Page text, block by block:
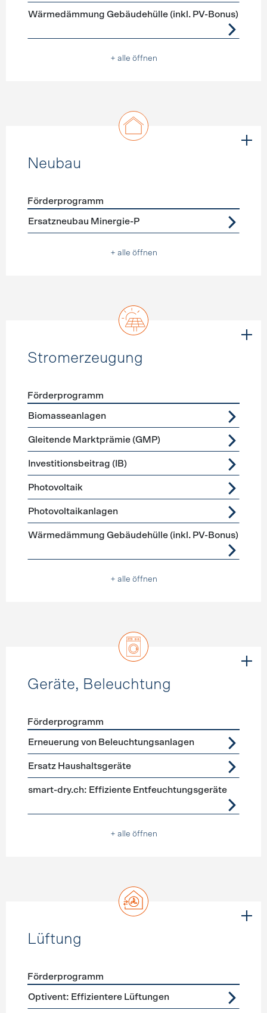
Wärmedämmung Gebäudehülle (inkl. PV-Bonus)
+ alle öffnen
Neubau
Förderprogramme Neubau
Förderprogramm
Ersatzneubau Minergie-P
+ alle öffnen
Stromerzeugung
Förderprogramme
Förderprogramm
Biomasseanlagen
Gleitende Marktprämie (GMP)
Investitionsbeitrag (IB)
Photovoltaik
Photovoltaikanlagen
Wärmedämmung Gebäudehülle (inkl. PV-Bonus)
+ alle öffnen
Geräte, Beleuchtung
Förderprogramme Geräte, Beleuchtung
Förderprogramm
Erneuerung von Beleuchtungsanlagen
Ersatz Haushaltsgeräte
smart-dry.ch: Effiziente Entfeuchtungsgeräte
+ alle öffnen
Lüftung
Förderprogramme Lüftung
Förderprogramm
Optivent: Effizientere Lüftungen